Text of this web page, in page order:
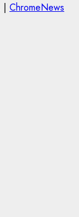
| ChromeNews